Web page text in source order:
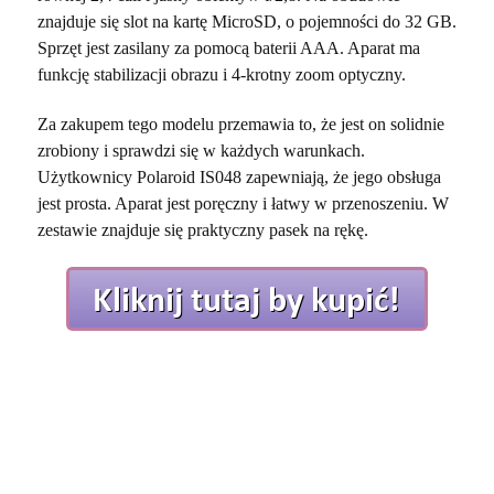
znajduje się slot na kartę MicroSD, o pojemności do 32 GB.
Sprzęt jest zasilany za pomocą baterii AAA. Aparat ma
funkcję stabilizacji obrazu i 4-krotny zoom optyczny.
Za zakupem tego modelu przemawia to, że jest on solidnie
zrobiony i sprawdzi się w każdych warunkach.
Użytkownicy Polaroid IS048 zapewniają, że jego obsługa
jest prosta. Aparat jest poręczny i łatwy w przenoszeniu. W
zestawie znajduje się praktyczny pasek na rękę.